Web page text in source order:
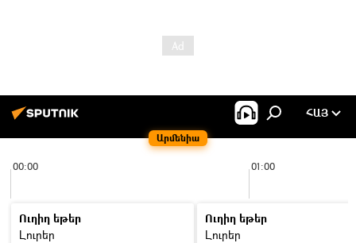
Արմենիա
ՀԱՅ
00:00 01:00
Ուղիղ եթեր
Լուրեր
Ուղիղ եթեր
Լուրեր